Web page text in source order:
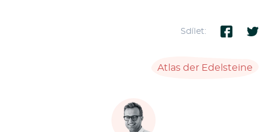
Sdílet:
Atlas der Edelsteine